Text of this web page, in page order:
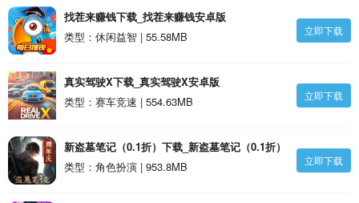
找茬来赚钱下载_找茬来赚钱安卓版
类型：休闲益智 | 55.58MB
立即下载
真实驾驶X下载_真实驾驶X安卓版
类型：赛车竞速 | 554.63MB
立即下载
新盗墓笔记（0.1折）下载_新盗墓笔记（0.1折）
安卓版
类型：角色扮演 | 953.8MB 立即下载